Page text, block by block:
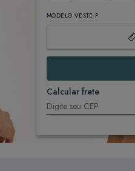
MODELO VESTE P
Calcular frete